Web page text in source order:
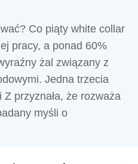
Co piąty white collar
pracy, a ponad 60%
żal związany z
Jedna trzecia
przyznała, że rozważa
myśli o